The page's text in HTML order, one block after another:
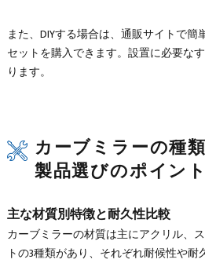
また、DIYする場合は、通販サイトで簡
セットを購入できます。設置に必要な
ります。
カーブミラーの種
製品選びのポイント
主な材質別特徴と耐久性比較
カーブミラーの材質は主にアクリル、
トの3種類があり、それぞれ耐候性や耐